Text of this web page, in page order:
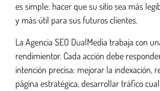
es simple: hacer que su sitio sea más
y más útil para sus futuros clientes.
La Agencia SEO DualMedia trabaja con
rendimientor. Cada acción debe
intención precisa: mejorar la indexación,
página estratégica, desarrollar tráfico